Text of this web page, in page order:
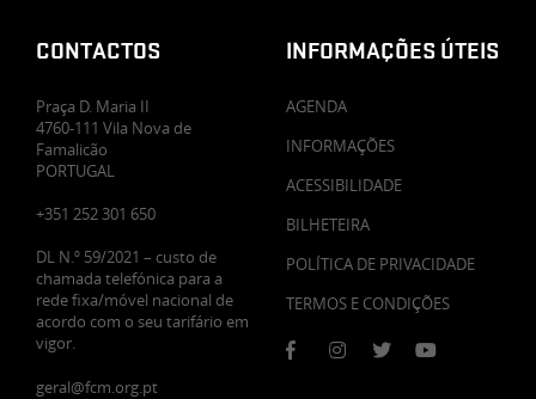
CONTACTOS
Praça D. Maria II
4760-111 Vila Nova de
Famalicão
PORTUGAL
+351 252 301 650
DL N.º 59/2021 – custo de
chamada telefónica para a
rede fixa/móvel nacional de
acordo com o seu tarifário em
vigor.
geral@fcm.org.pt
INFORMAÇÕES ÚTEIS
AGENDA
INFORMAÇÕES
ACESSIBILIDADE
BILHETEIRA
POLÍTICA DE PRIVACIDADE
TERMOS E CONDIÇÕES